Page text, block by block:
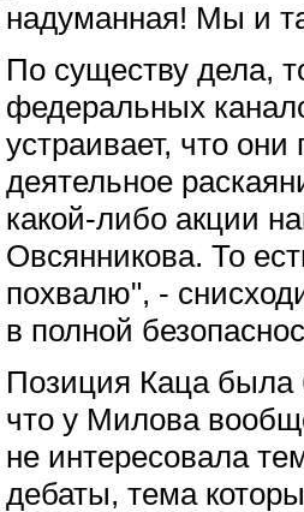
надуманная! Мы и
По существу дела,
федеральных
устраивает, что
деятельное
какой-либо акции
Овсянникова. То
похвалю", -
в полной
Позиция Каца была
что у Милова
не интересовала
дебаты, тема